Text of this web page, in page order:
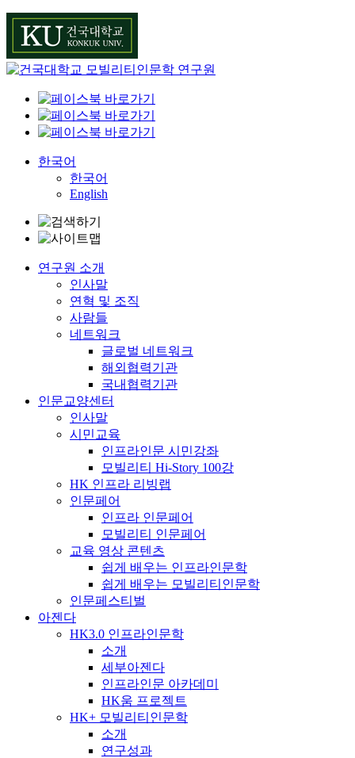
Skip
content
한국어
한국어
English
연구원 소개
인사말
연혁 및 조직
사람들
네트워크
글로벌 네트워크
해외협력기관
국내협력기관
인문교양센터
인사말
시민교육
인프라인문 시민강좌
모빌리티 Hi-Story 100강
HK 인프라 리빙랩
인문페어
인프라 인문페어
모빌리티 인문페어
교육 영상 콘텐츠
쉽게 배우는 인프라인문학
쉽게 배우는 모빌리티인문학
인문페스티벌
아젠다
HK3.0 인프라인문학
소개
세부아젠다
인프라인문 아카데미
HK움 프로젝트
HK+ 모빌리티인문학
소개
연구성과